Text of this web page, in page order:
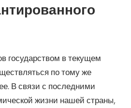
государством в текущем
по тому же
В связи с последними
жизни нашей страны,